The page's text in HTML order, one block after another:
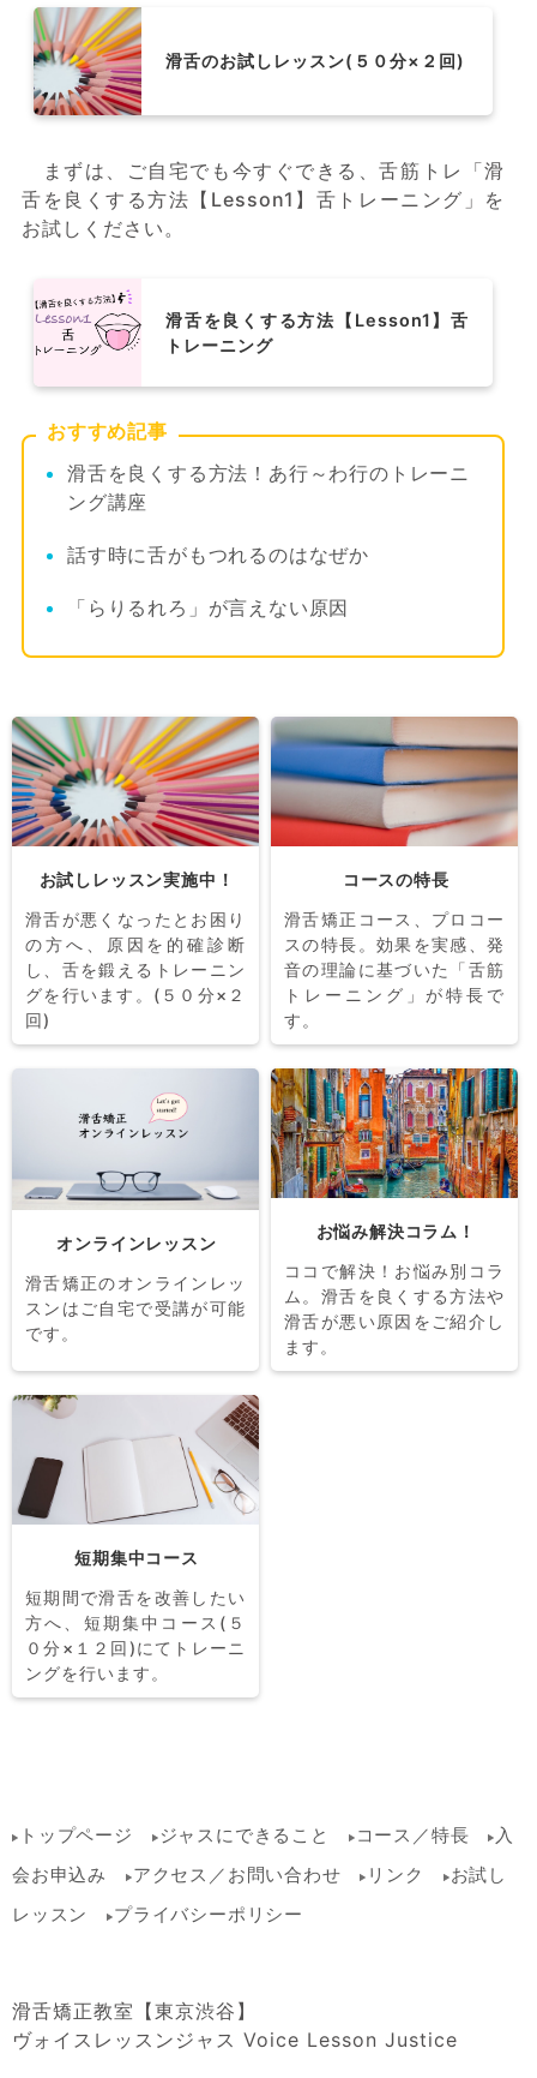
滑舌のお試しレッスン(５０分×２回)
まずは、ご自宅でも今すぐできる、舌筋トレ「滑
舌を良くする方法【Lesson1】舌トレーニング」を
お試しください。
滑舌を良くする方法【Lesson1】舌
トレーニング
おすすめ記事
滑舌を良くする方法！あ行～わ行のトレーニ
ング講座
話す時に舌がもつれるのはなぜか
「らりるれろ」が言えない原因
お試しレッスン実施中！
滑舌が悪くなったとお困り
の方へ、原因を的確診断
し、舌を鍛えるトレーニン
グを行います。(５０分×２
回)
コースの特長
滑舌矯正コース、プロコー
スの特長。効果を実感、発
音の理論に基づいた「舌筋
トレーニング」が特長で
す。
オンラインレッスン
滑舌矯正のオンラインレッ
スンはご自宅で受講が可能
です。
お悩み解決コラム！
ココで解決！お悩み別コラ
ム。滑舌を良くする方法や
滑舌が悪い原因をご紹介し
ます。
短期集中コース
短期間で滑舌を改善したい
方へ、短期集中コース(５
０分×１２回)にてトレーニ
ングを行います。
トップページ ジャスにできること コース／特長 入
会お申込み アクセス／お問い合わせ リンク お試し
レッスン プライバシーポリシー
滑舌矯正教室【東京渋谷】
ヴォイスレッスンジャス Voice Lesson Justice